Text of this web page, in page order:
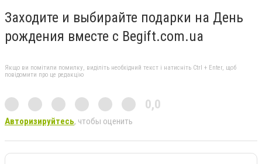
Заходите и выбирайте подарки на День
рождения вместе с Begift.com.ua
Якщо ви помітили помилку, виділіть необхідний текст і натисніть Ctrl + Enter, щоб
повідомити про це редакцію
0,0
Авторизируйтесь, чтобы оценить